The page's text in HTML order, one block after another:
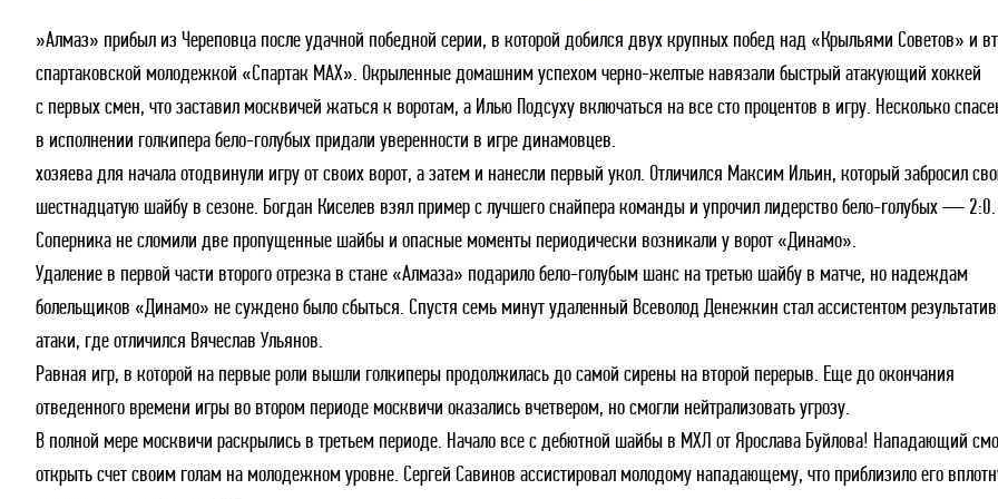
Дивизион Серебряный
Академия СКА
Красная Машина-Юниор
Крылья Советов
МХК Динамо-Карелия
МХК Спартак-МАХ
Сахалинские Акулы
Дивизион Серебряный
АКМ-Новомосковск
Красноярские Рыси
Локо-76
МХК Молот
Реактор
Сибирские Cнайперы
Спутник Ал
»Алмаз» прибыл из Череповца после удачной победной серии, в которой добился двух крупных побед над «Крыльями Советов» и
спартаковской молодежкой «Спартак МАХ». Окрыленные домашним успехом черно-желтые навязали быстрый атакующий хоккей
с первых смен, что заставил москвичей жаться к воротам, а Илью Подсуху включаться на все сто процентов в игру. Несколько
в исполнении голкипера бело-голубых придали уверенности в игре динамовцев.
хозяева для начала отодвинули игру от своих ворот, а затем и нанесли первый укол. Отличился Максим Ильин, который забросил
шестнадцатую шайбу в сезоне. Богдан Киселев взял пример с лучшего снайпера команды и упрочил лидерство бело-голубых — 2:0.
Соперника не сломили две пропущенные шайбы и опасные моменты периодически возникали у ворот «Динамо».
Удаление в первой части второго отрезка в стане «Алмаза» подарило бело-голубым шанс на третью шайбу в матче, но надеждам
болельщиков «Динамо» не суждено было сбыться. Спустя семь минут удаленный Всеволод Денежкин стал ассистентом
атаки, где отличился Вячеслав Ульянов.
Равная игр, в которой на первые роли вышли голкиперы продолжилась до самой сирены на второй перерыв. Еще до окончания
отведенного времени игры во втором периоде москвичи оказались вчетвером, но смогли нейтрализовать угрозу.
В полной мере москвичи раскрылись в третьем периоде. Начало все с дебютной шайбы в МХЛ от Ярослава Буйлова! Нападающий
открыть счет своим голам на молодежном уровне. Сергей Савинов ассистировал молодому нападающему, что приблизило его